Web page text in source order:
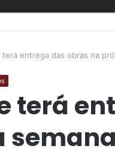
entrega das obras na
terá
semana